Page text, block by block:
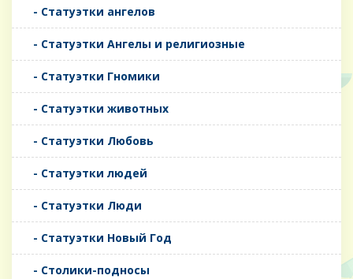
- Статуэтки ангелов
- Статуэтки Ангелы и религиозные
- Статуэтки Гномики
- Статуэтки животных
- Статуэтки Любовь
- Статуэтки людей
- Статуэтки Люди
- Статуэтки Новый Год
- Столики-подносы